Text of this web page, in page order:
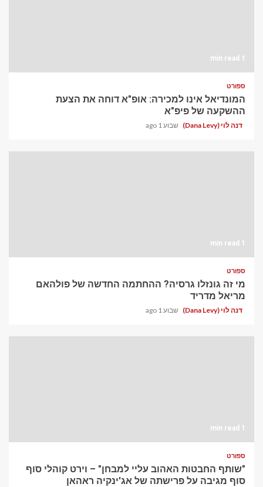
1 min read
ספורט
המונדיאל אינו למכירה: אופ"א דוחה את הצעת
ההשקעה של פיפ"א
דנה לוי (Dana Levy) שבוע 1 ago
1 min read
ספורט
מי זה גונזלו גרסיה? ההחתמה החדשה של פולהאם
מריאל מדריד
דנה לוי (Dana Levy) שבוע 1 ago
1 min read
ספורט
"שותף החבטות האהוב עליי למבחן" – וירט קוהלי סוף
סוף מגיבה על פרישתה של אג'ינקיה ראהאן